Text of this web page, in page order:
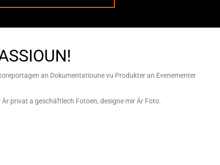
an Dokumentatioune vu Produkter an Evenementer
privat a geschäftlech Fotoen, designe mir Är Foto.